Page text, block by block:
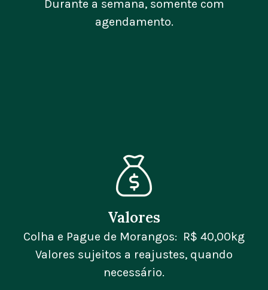
Durante a semana, somente com
agendamento.
Valores
Colha e Pague de Morangos: R$ 40,00kg
Valores sujeitos a reajustes, quando
necessário.